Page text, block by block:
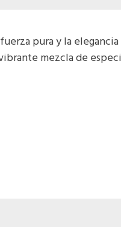
pura y la
mezcla de